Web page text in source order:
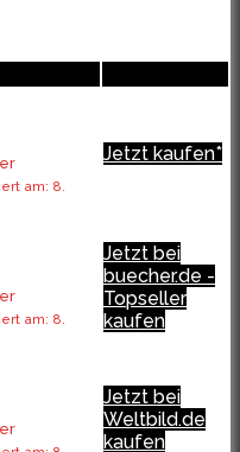
am: 8.
Jetzt kaufen*
am: 8.
Jetzt bei
buecher.de -
Topseller
kaufen
Jetzt bei
Weltbild.de
kaufen